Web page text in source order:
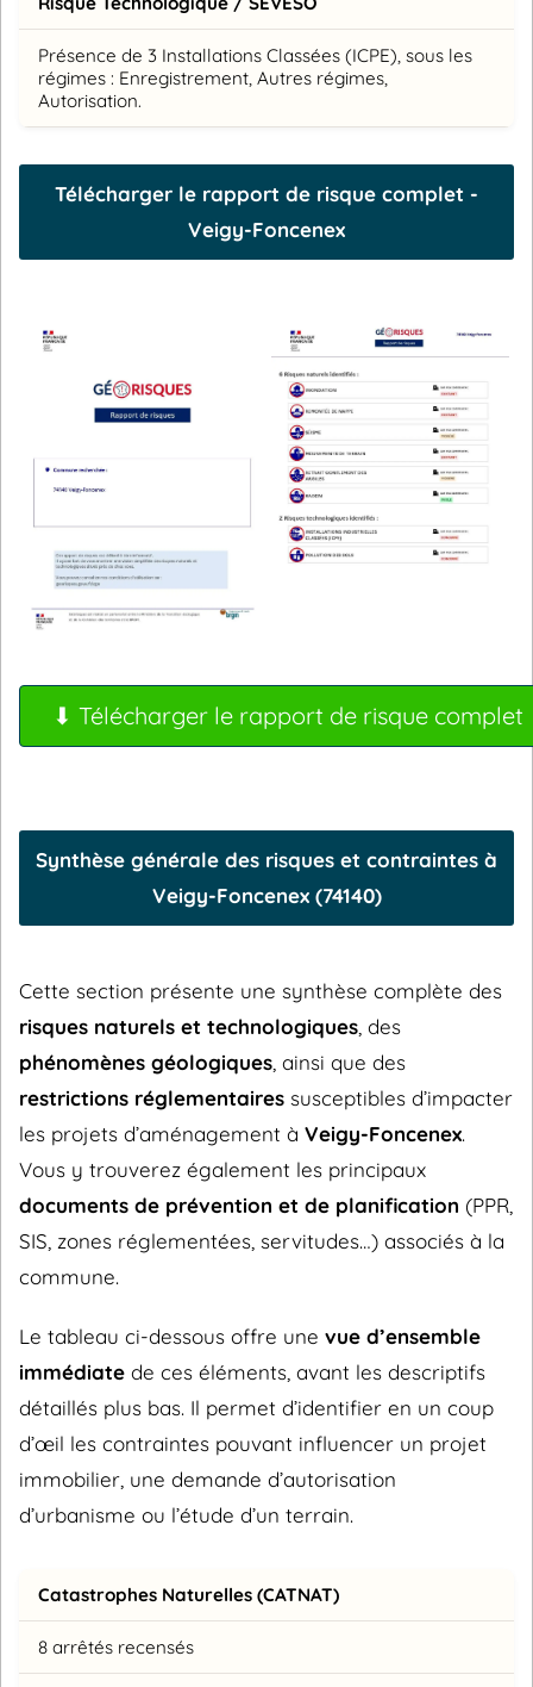
Présence de 3 Installations Classées (ICPE), sous les
régimes : Enregistrement, Autres régimes,
Autorisation.
Télécharger le rapport de risque complet -
Veigy-Foncenex
⬇ Télécharger le rapport de risque complet
Synthèse générale des risques et contraintes à
Veigy-Foncenex (74140)
Cette section présente une synthèse complète des
risques naturels et technologiques , des
phénomènes géologiques , ainsi que des
restrictions réglementaires susceptibles d’impacter
les projets d’aménagement à Veigy-Foncenex.
Vous y trouverez également les principaux
documents de prévention et de planification (PPR,
SIS, zones réglementées, servitudes…) associés à la
commune.
Le tableau ci-dessous offre une vue d’ensemble
immédiate de ces éléments, avant les descriptifs
détaillés plus bas. Il permet d’identifier en un coup
d’œil les contraintes pouvant influencer un projet
immobilier, une demande d’autorisation
d’urbanisme ou l’étude d’un terrain.
Catastrophes Naturelles (CATNAT)
8 arrêtés recensés